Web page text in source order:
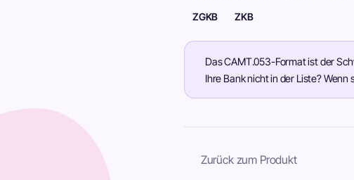
ZGKB
ZKB
Das CAMT.053-Format ist der
Ihre Bank nicht in der Liste?
Zurück zum Produkt